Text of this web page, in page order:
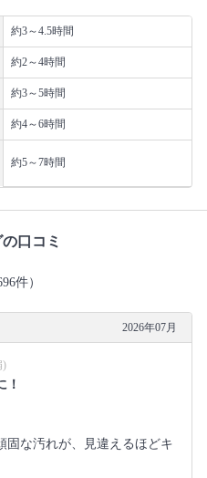
約3～4.5時間
約2～4時間
約3～5時間
約4～6時間
約5～7時間
口コミ
件）
2026年07月
)
！
固な汚れが、見違えるほどキ